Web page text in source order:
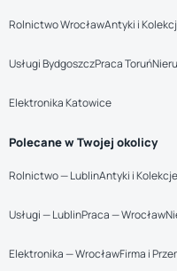
Rolnictwo WrocławAntyki i
Usługi BydgoszczPraca Toruń
Elektronika Katowice
Polecane w Twojej okolicy
Rolnictwo — LublinAntyki i
Usługi — LublinPraca — Wrocław
Elektronika — WrocławFirma i